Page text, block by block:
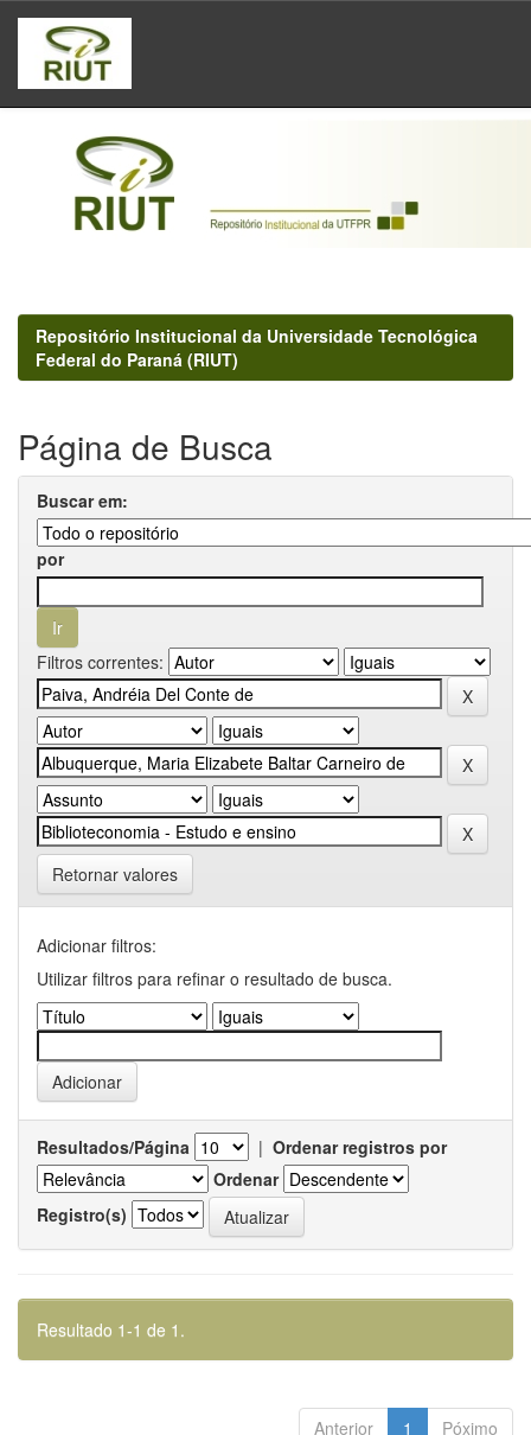
Skip
navigation
Repositório Institucional da Universidade Tecnológica
Federal do Paraná (RIUT)
Página de Busca
Buscar em:
por
Filtros correntes:
Retornar valores
Adicionar filtros:
Utilizar filtros para refinar o resultado de busca.
Resultados/Página | Ordenar registros por
Ordenar
Registro(s)
Resultado 1-1 de 1.
Anterior 1 Póximo